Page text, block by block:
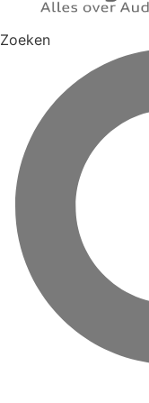
Zoeken